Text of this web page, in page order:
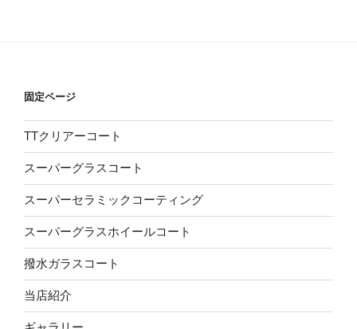
固定ページ
TTクリアーコート
スーパーグラスコート
スーパーセラミックコーティング
スーパーグラスホイールコート
撥水ガラスコート
当店紹介